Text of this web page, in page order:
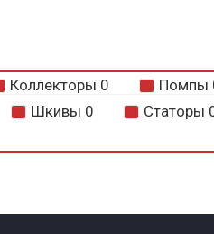
Коллекторы 0 Помпы
Шкивы 0 Статоры